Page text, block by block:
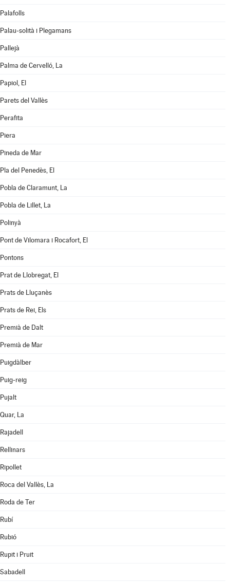
Palafolls
Palau-solità i Plegamans
Pallejà
Palma de Cervelló, La
Papiol, El
Parets del Vallès
Perafita
Piera
Pineda de Mar
Pla del Penedès, El
Pobla de Claramunt, La
Pobla de Lillet, La
Polinyà
Pont de Vilomara i Rocafort, El
Pontons
Prat de Llobregat, El
Prats de Lluçanès
Prats de Rei, Els
Premià de Dalt
Premià de Mar
Puigdàlber
Puig-reig
Pujalt
Quar, La
Rajadell
Rellinars
Ripollet
Roca del Vallès, La
Roda de Ter
Rubí
Rubió
Rupit i Pruit
Sabadell